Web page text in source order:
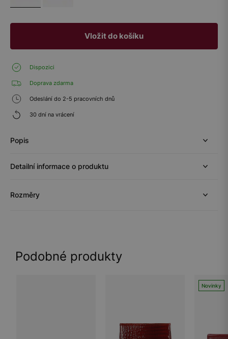
Vložit do košíku
Dispozici
Doprava zdarma
Odeslání do 2-5 pracovních dnů
30 dní na vrácení
Popis
Detailní informace o produktu
Rozměry
Podobné produkty
Novinky